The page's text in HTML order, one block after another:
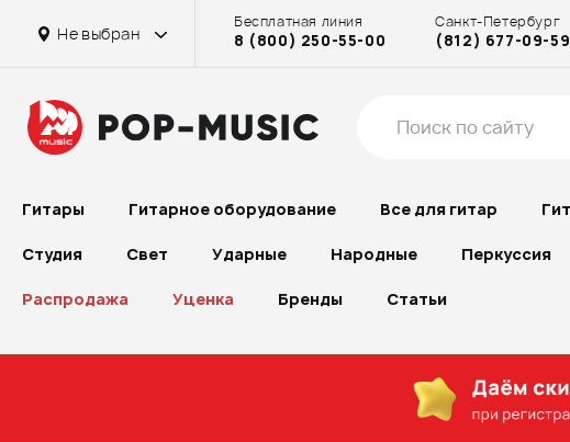
Не выбран
Бесплатная линия
8 (800) 250-55-00
Санкт-Петербург
(812) 677-09-59
Гитары Гитарное оборудование Все для гитар
Студия Свет Ударные Народные Перкуссия
Распродажа Уценка Бренды Статьи